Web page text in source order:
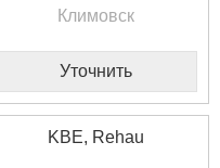
Климовск
Уточнить
KBE, Rehau